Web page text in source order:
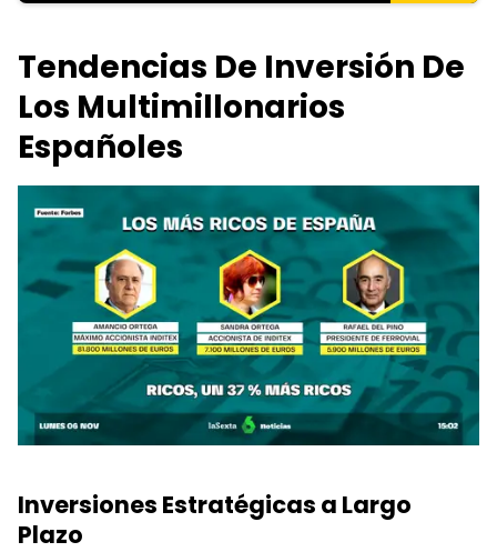
Tendencias De Inversión De
Los Multimillonarios
Españoles
Inversiones Estratégicas a Largo
Plazo